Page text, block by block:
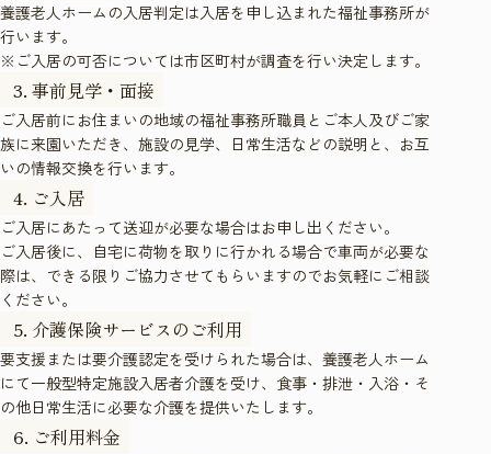
養護老人ホームの入居判定は入居を申し込まれた福祉事務所が
行います。
※ご入居の可否については市区町村が調査を行い決定します。
事前見学・面接
ご入居前にお住まいの地域の福祉事務所職員とご本人及びご家
族に来園いただき、施設の見学、日常生活などの説明と、お互
いの情報交換を行います。
ご入居
ご入居にあたって送迎が必要な場合はお申し出ください。
ご入居後に、自宅に荷物を取りに行かれる場合で車両が必要な
際は、できる限りご協力させてもらいますのでお気軽にご相談
ください。
介護保険サービスのご利用
要支援または要介護認定を受けられた場合は、養護老人ホーム
にて一般型特定施設入居者介護を受け、食事・排泄・入浴・そ
の他日常生活に必要な介護を提供いたします。
ご利用料金